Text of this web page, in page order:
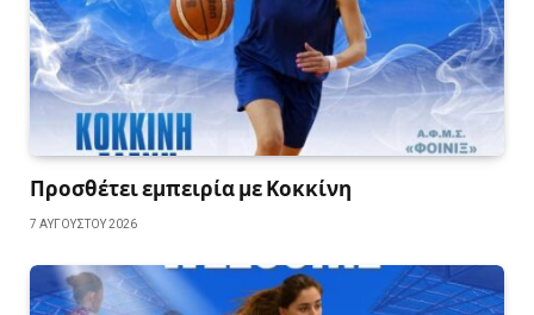
Προσθέτει εμπειρία με Κοκκίνη
7 ΑΥΓΟΎΣΤΟΥ 2026